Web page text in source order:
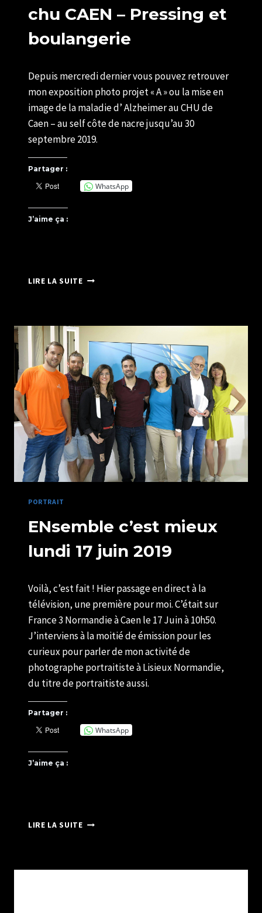
chu CAEN – Pressing et
boulangerie
U82599339
Depuis mercredi dernier vous pouvez retrouver
mon exposition photo projet « A » ou la mise en
image de la maladie d’ Alzheimer au CHU de
Caen – au self côte de nacre jusqu’au 30
septembre 2019.
Partager :
WhatsApp
J’aime ça :
LIRE LA SUITEEXPOSITIONS
CHU
CAEN
PRESSING
ET
BOULANGERIE
PORTRAIT
ENsemble c’est mieux
lundi 17 juin 2019
U82599339
Voilà, c’est fait ! Hier passage en direct à la
télévision, une première pour moi. C’était sur
France 3 Normandie à Caen le 17 Juin à 10h50.
J’interviens à la moitié de émission pour les
curieux pour parler de mon activité de
photographe portraitiste à Lisieux Normandie,
du titre de portraitiste aussi.
Partager :
WhatsApp
J’aime ça :
LIRE LA SUITEENSEMBLE
17